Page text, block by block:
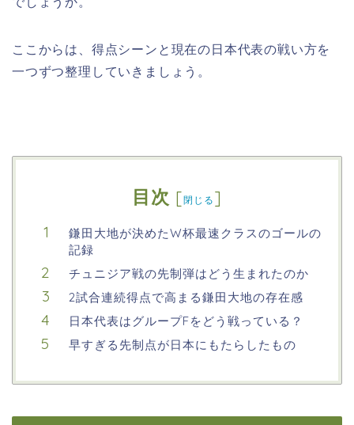
ここからは、得点シーンと現在の日本代表の戦い方を
一つずつ整理していきましょう。
目次 [閉じる ]
鎌田大地が決めたW杯最速クラスのゴールの
記録
チュニジア戦の先制弾はどう生まれたのか
2試合連続得点で高まる鎌田大地の存在感
日本代表はグループFをどう戦っている？
早すぎる先制点が日本にもたらしたもの